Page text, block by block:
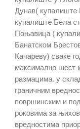
Дунав(
купалиште Бела
Поњавица (
Банатском
Качареву) сваке
максимално шест
размацима. у
граничним
површинским и
роковима за
вредностима